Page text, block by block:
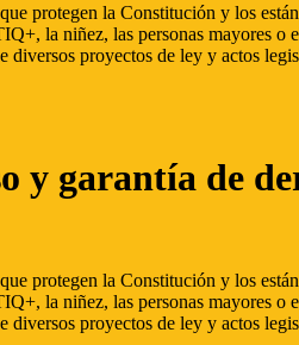
protegen la Constitución y los
la niñez, las personas mayores
proyectos de ley y actos
y garantía de
protegen la Constitución y los
la niñez, las personas mayores
proyectos de ley y actos